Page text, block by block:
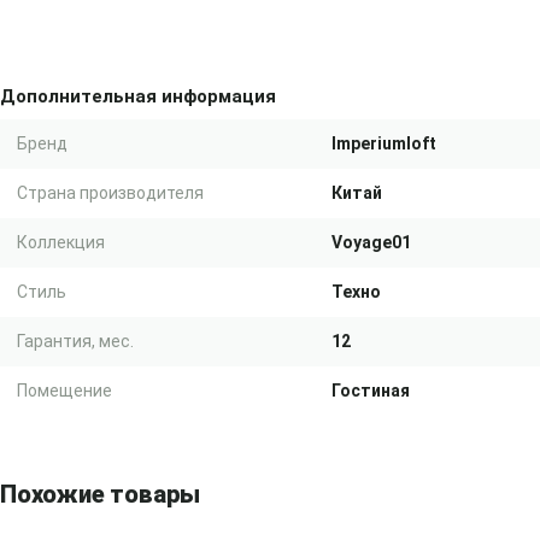
Дополнительная информация
Бренд Imperiumloft
Страна производителя Китай
Коллекция Voyage01
Стиль Техно
Гарантия, мес. 12
Помещение Гостиная
Похожие товары